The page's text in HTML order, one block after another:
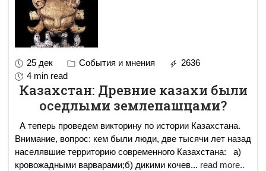
25 дек События и мнения
2636
4 min read
Казахстан: Древние казахи были
оседлыми землепашцами?
А теперь проведем викторину по истории Казахстана.
Внимание, вопрос: кем были люди, две тысячи лет назад
населявшие территорию современного Казахстана: а)
кровожадными варварами;б) дикими кочев... read more..